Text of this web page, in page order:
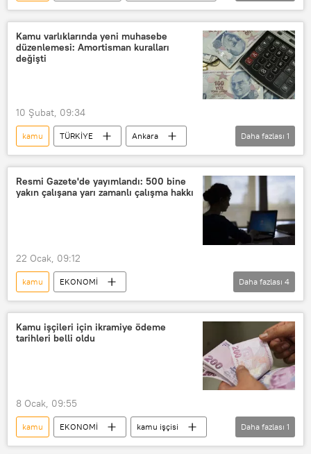
Personel
Kamu varlıklarında yeni muhasebe
düzenlemesi: Amortisman kuralları
değişti
10 Şubat, 09:34
kamu TÜRKİYE
Ankara
Maliye Bakanlığı
Daha fazlası 1
Resmi Gazete'de yayımlandı: 500 bine
yakın çalışana yarı zamanlı çalışma hakkı
22 Ocak, 09:12
kamu
EKONOMİ
yarı zamanlı çalışma
Resmi Gazete
Cumhurbaşkanlığı
Savunma Sanayii Başkanlığı
Daha fazlası 4
Kamu işçileri için ikramiye ödeme
tarihleri belli oldu
8 Ocak, 09:55
kamu EKONOMİ
kamu işçisi
Ödeme
Daha fazlası 1